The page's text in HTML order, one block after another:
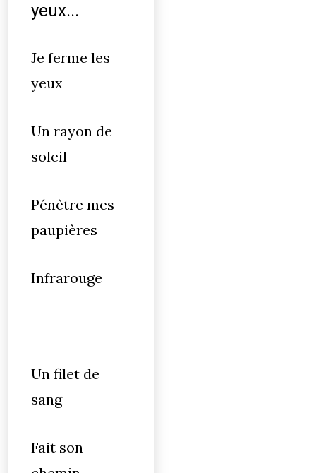
yeux...
Je ferme les
yeux
Un rayon de
soleil
Pénètre mes
paupières
Infrarouge
Un filet de
sang
Fait son